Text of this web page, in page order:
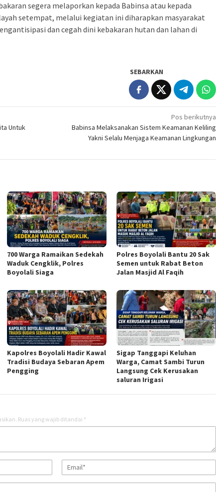
segera melaporkan kepada Babinsa atau kepada
setempat, melalui kegiatan ini diharapkan masyarakat
dan cegah dini kebakaran hutan dan lahan di
SEBARKAN
Untuk
Pos berikutnya
Babinsa Melaksanakan Sistem Keamanan Keliling
Yakni Selalu Menjaga Keamanan Lingkungan
700 Warga Ramaikan Sedekah
Waduk Cengklik, Polres
Boyolali Siaga
Polres Boyolali Bantu 20 Sak
Semen untuk Rabat Beton
Jalan Masjid Al Faqih
Kapolres Boyolali Hadir Kawal
Tradisi Budaya Sebaran Apem
Pengging
Sigap Tanggapi Keluhan
Warga, Camat Sambi Turun
Langsung Cek Kerusakan
saluran Irigasi
Ruas yang wajib ditandai *